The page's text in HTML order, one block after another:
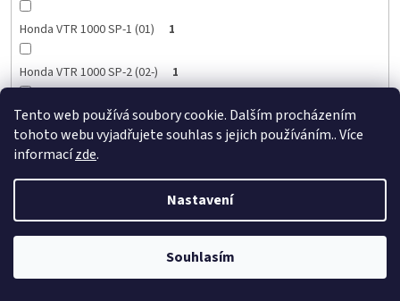
Tento web používá soubory cookie. Dalším procházením
tohoto webu vyjadřujete souhlas s jejich používáním.. Více
informacízde.
Nastavení
Souhlasím
Honda VTR 1000 SP-1 (01) 1
Honda VTR 1000 SP-2 (02-) 1
Honda VTX 1300 C / R/ T (04-09) 1
Honda VTX 1300 S (03-07)
Honda VTX 1800 C / F / N / R / S / T (02-08)